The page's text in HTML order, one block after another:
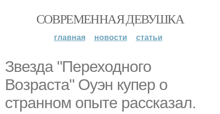
СОВРЕМЕННАЯ ДЕВУШКА
главная новости статьи
Звезда "Переходного
Возраста" Оуэн купер о
странном опыте рассказал.